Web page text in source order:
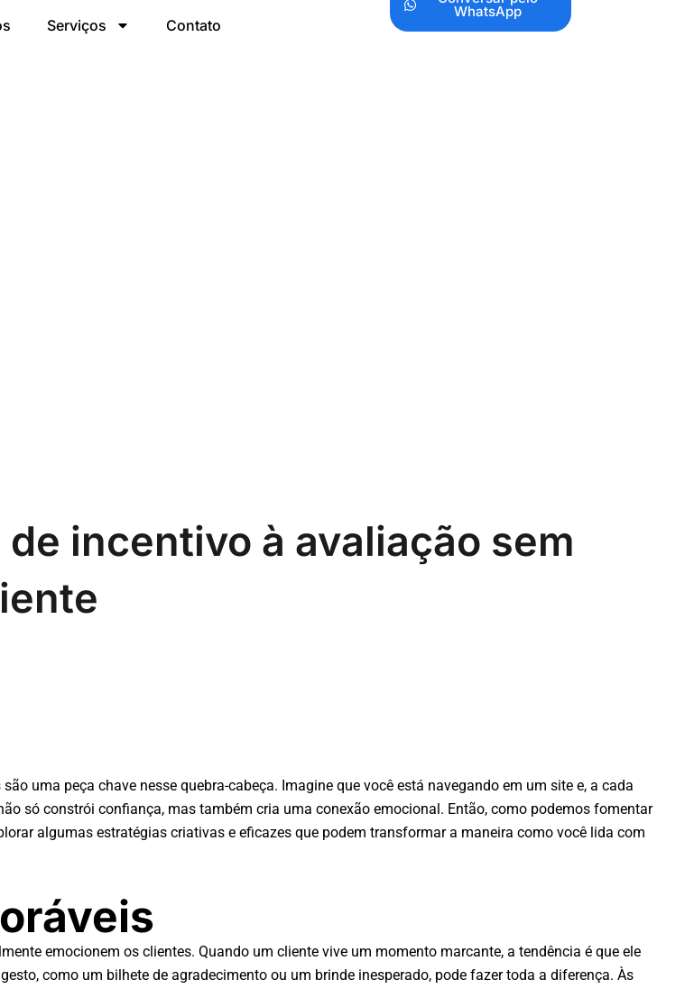
Serviços Contato
WhatsApp
incentivo à avaliação sem
uma peça chave nesse quebra-cabeça. Imagine que você está navegando em um site e, a cada
só constrói confiança, mas também cria uma conexão emocional. Então, como podemos fomentar
algumas estratégias criativas e eficazes que podem transformar a maneira como você lida com
emocionem os clientes. Quando um cliente vive um momento marcante, a tendência é que ele
como um bilhete de agradecimento ou um brinde inesperado, pode fazer toda a diferença. Às